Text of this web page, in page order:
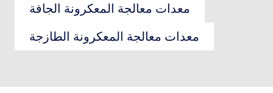
معدات معالجة المعكرونة الجافة
معدات معالجة المعكرونة الطازجة